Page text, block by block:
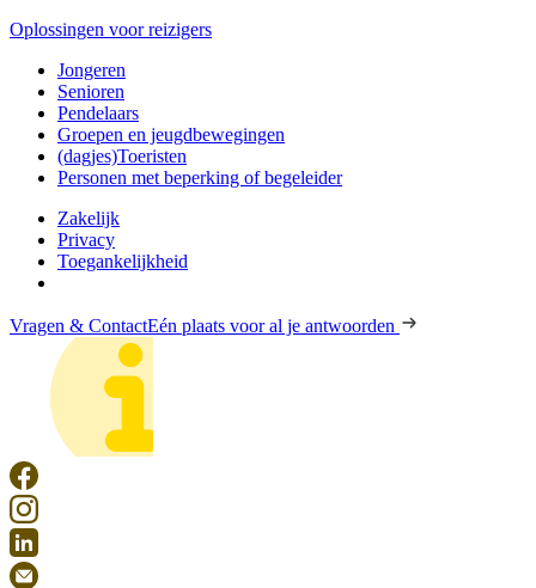
Oplossingen voor reizigers
Jongeren
Senioren
Pendelaars
Groepen en jeugdbewegingen
(dagjes)Toeristen
Personen met beperking of begeleider
Zakelijk
Privacy
Toegankelijkheid
Vragen & ContactEén plaats voor al je antwoorden